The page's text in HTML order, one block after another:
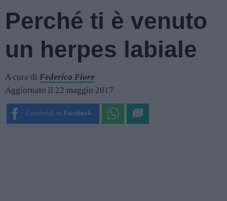
Perché ti è venuto
un herpes labiale
A cura di Federica Fiore
Aggiornato il 22 maggio 2017
Condividi su Facebook